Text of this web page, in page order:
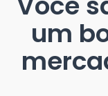
um